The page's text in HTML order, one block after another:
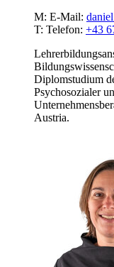
M: E-Mail:
T: Telefon: +43
Diplomstudium
Psychosozialer
Austria.